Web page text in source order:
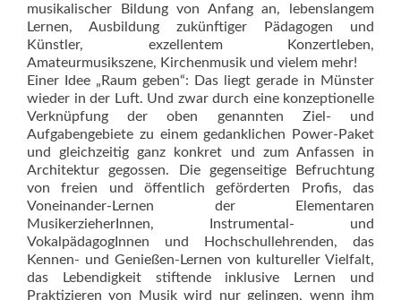
musikalischer Bildung von Anfang an, lebenslangem
Lernen, Ausbildung zukünftiger Pädagogen und
Künstler, exzellentem Konzertleben,
Amateurmusikszene, Kirchenmusik und vielem mehr!
Einer Idee „Raum geben“: Das liegt gerade in Münster
wieder in der Luft. Und zwar durch eine konzeptionelle
Verknüpfung der oben genannten Ziel- und
Aufgabengebiete zu einem gedanklichen Power-Paket
und gleichzeitig ganz konkret und zum Anfassen in
Architektur gegossen. Die gegenseitige Befruchtung
von freien und öffentlich geförderten Profis, das
Voneinander-Lernen der Elementaren
MusikerzieherInnen, Instrumental- und
VokalpädagogInnen und Hochschullehrenden, das
Kennen- und Genießen-Lernen von kultureller Vielfalt,
das Lebendigkeit stiftende inklusive Lernen und
Praktizieren von Musik wird nur gelingen, wenn ihm